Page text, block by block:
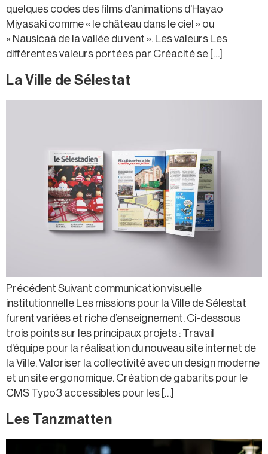
quelques codes des films d’animations d’Hayao
Miyasaki comme « le château dans le ciel » ou
« Nausicaä de la vallée du vent ». Les valeurs Les
différentes valeurs portées par Créacité se […]
La Ville de Sélestat
Précédent Suivant communication visuelle
institutionnelle Les missions pour la Ville de Sélestat
furent variées et riche d’enseignement. Ci-dessous
trois points sur les principaux projets : Travail
d’équipe pour la réalisation du nouveau site internet de
la Ville. Valoriser la collectivité avec un design moderne
et un site ergonomique. Création de gabarits pour le
CMS Typo3 accessibles pour les […]
Les Tanzmatten